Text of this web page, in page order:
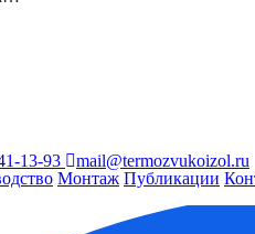
13-93
mail@termozvukoizol.ru
Монтаж Публикации